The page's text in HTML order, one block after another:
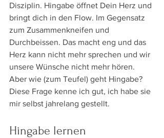
Disziplin. Hingabe öffnet Dein Herz und
bringt dich in den Flow. Im Gegensatz
zum Zusammenkneifen und
Durchbeissen. Das macht eng und das
Herz kann nicht mehr sprechen und wir
unsere Wünsche nicht mehr hören.
Aber wie (zum Teufel) geht Hingabe?
Diese Frage kenne ich gut, ich habe sie
mir selbst jahrelang gestellt.
Hingabe lernen